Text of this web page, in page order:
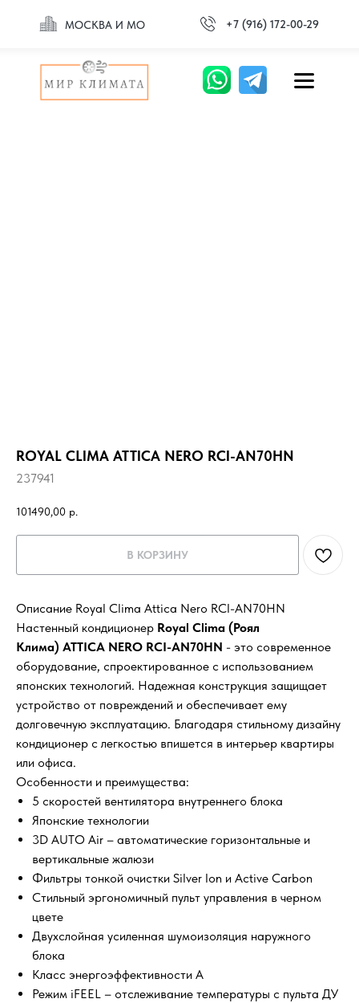
МОСКВА И МО +7 (916) 172-00-29
ROYAL CLIMA ATTICA NERO RCI-AN70HN
237941
101490,00 р.
В КОРЗИНУ
Описание Royal Clima Attica Nero RCI-AN70HN
Настенный кондиционер Royal Clima (Роял
Клима) ATTICA NERO RCI-AN70HN - это современное
оборудование, спроектированное с использованием
японских технологий. Надежная конструкция защищает
устройство от повреждений и обеспечивает ему
долговечную эксплуатацию. Благодаря стильному дизайну
кондиционер с легкостью впишется в интерьер квартиры
или офиса.
Особенности и преимущества:
5 скоростей вентилятора внутреннего блока
Японские технологии
3D AUTO Air – автоматические горизонтальные и
вертикальные жалюзи
Фильтры тонкой очистки Silver Ion и Active Carbon
Стильный эргономичный пульт управления в черном
цвете
Двухслойная усиленная шумоизоляция наружного
блока
Класс энергоэффективности А
Режим iFEEL – отслеживание температуры с пульта ДУ